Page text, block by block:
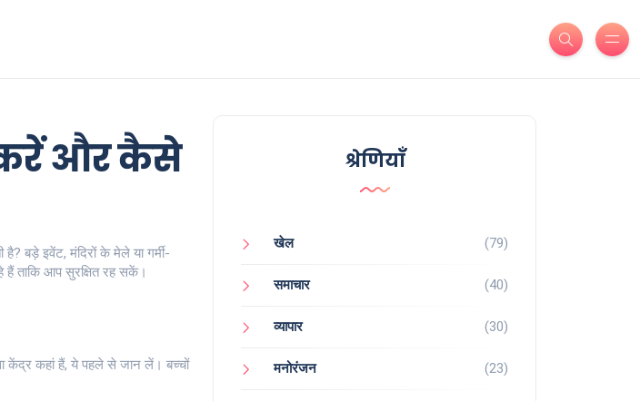
करें और कैसे
बड़े इवेंट, मंदिरों के मेले या गर्मी-
हैं ताकि आप सुरक्षित रह सकें।
केंद्र कहां हैं, ये पहले से जान लें। बच्चों
श्रेणियाँ
खेल (79)
समाचार (40)
व्यापार (30)
मनोरंजन (23)